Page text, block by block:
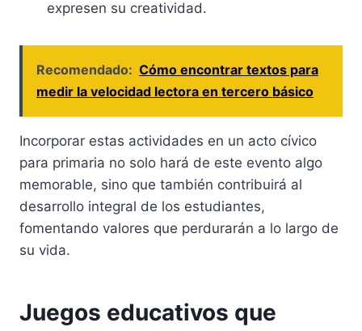
expresen su creatividad.
Recomendado: Cómo encontrar textos para
medir la velocidad lectora en tercero básico
Incorporar estas actividades en un acto cívico
para primaria no solo hará de este evento algo
memorable, sino que también contribuirá al
desarrollo integral de los estudiantes,
fomentando valores que perdurarán a lo largo de
su vida.
Juegos educativos que